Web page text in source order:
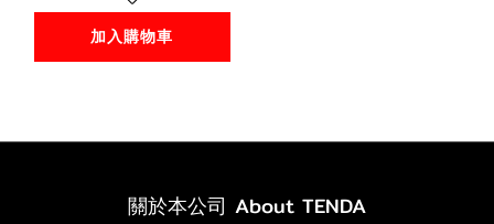
加入購物車
關於本公司 About TENDA